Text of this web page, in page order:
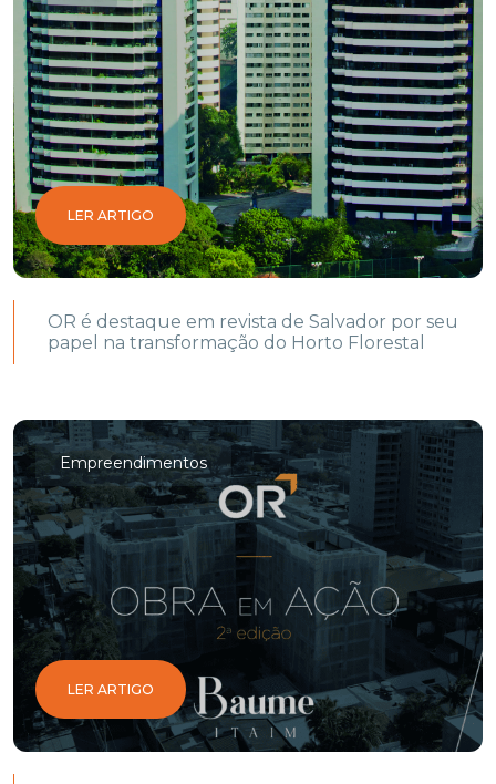
LER ARTIGO
OR é destaque em revista de Salvador por seu
papel na transformação do Horto Florestal
Empreendimentos
LER ARTIGO